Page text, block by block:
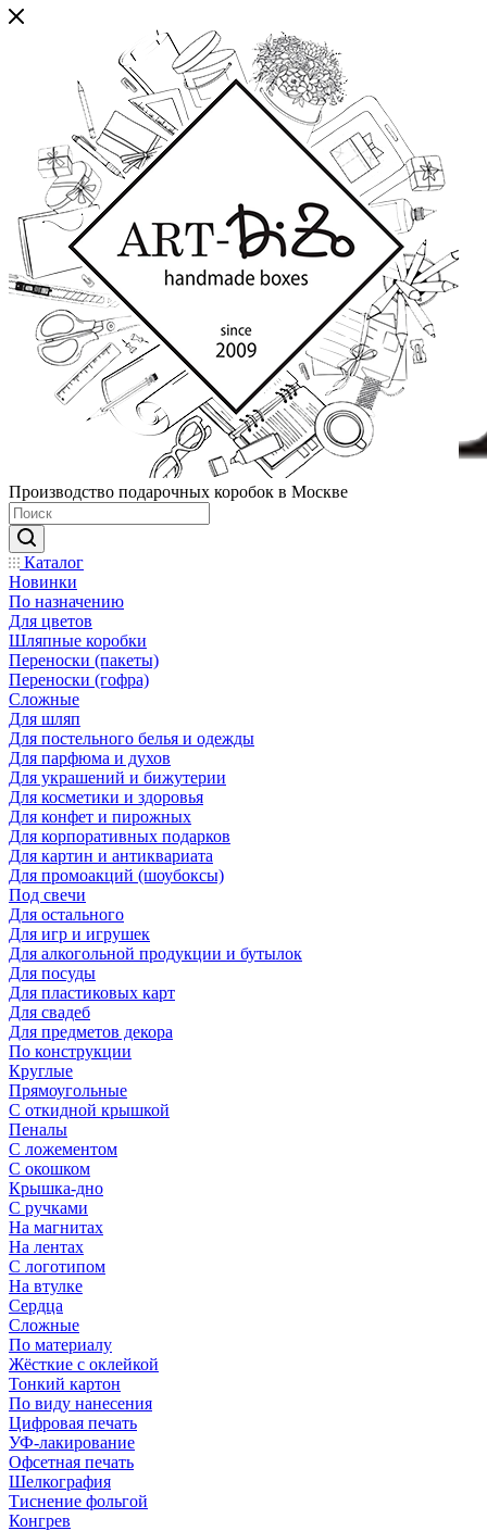
Производство подарочных коробок в Москве
Каталог
Новинки
По назначению
Для цветов
Шляпные коробки
Переноски (пакеты)
Переноски (гофра)
Сложные
Для шляп
Для постельного белья и одежды
Для парфюма и духов
Для украшений и бижутерии
Для косметики и здоровья
Для конфет и пирожных
Для корпоративных подарков
Для картин и антиквариата
Для промоакций (шоубоксы)
Под свечи
Для остального
Для игр и игрушек
Для алкогольной продукции и бутылок
Для посуды
Для пластиковых карт
Для свадеб
Для предметов декора
По конструкции
Круглые
Прямоугольные
С откидной крышкой
Пеналы
С ложементом
С окошком
Крышка-дно
С ручками
На магнитах
На лентах
С логотипом
На втулке
Сердца
Сложные
По материалу
Жёсткие с оклейкой
Тонкий картон
По виду нанесения
Цифровая печать
УФ-лакирование
Офсетная печать
Шелкография
Тиснение фольгой
Конгрев